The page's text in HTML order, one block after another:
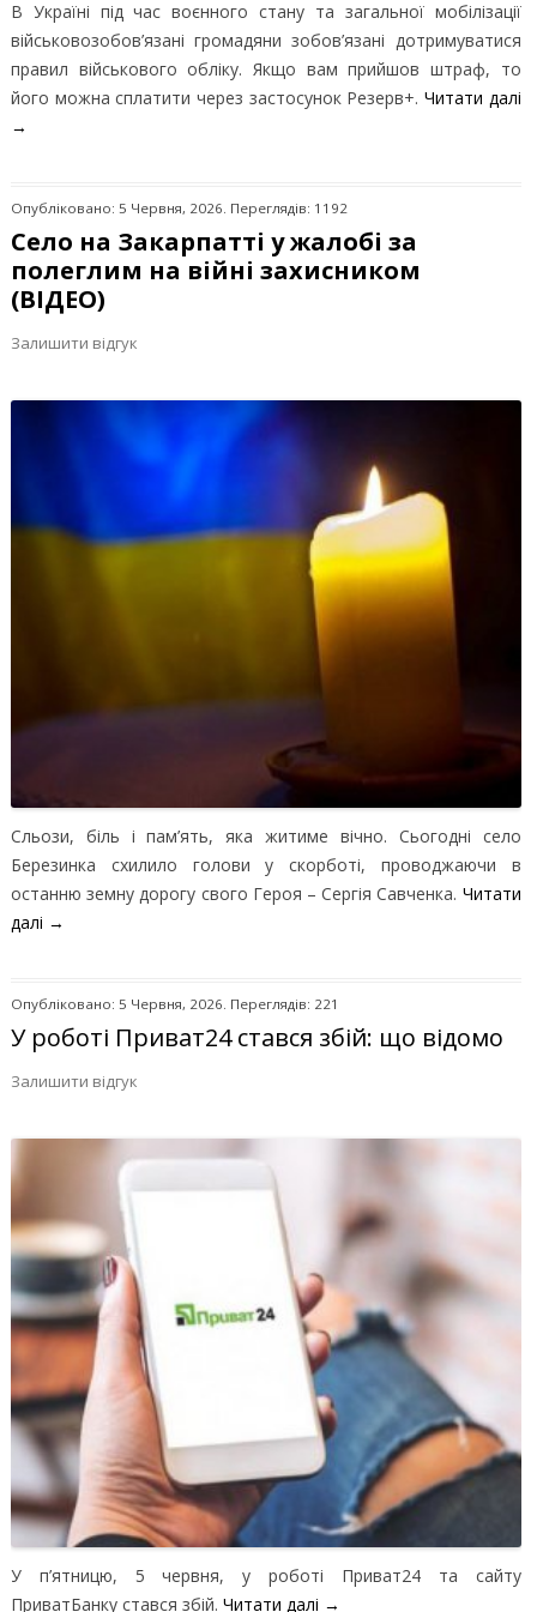
В Україні під час воєнного стану та загальної мобілізації
військовозобов’язані громадяни зобов’язані дотримуватися
правил військового обліку. Якщо вам прийшов штраф, то
його можна сплатити через застосунок Резерв+.Читати далі
→
Опубліковано: 5 Червня, 2026. Переглядів: 1192
Село на Закарпатті у жалобі за
полеглим на війні захисником
(ВІДЕО)
Залишити відгук
Сльози, біль і пам’ять, яка житиме вічно. Сьогодні село
Березинка схилило голови у скорботі, проводжаючи в
останню земну дорогу свого Героя – Сергія Савченка. Читати
далі →
Опубліковано: 5 Червня, 2026. Переглядів: 221
У роботі Приват24 стався збій: що відомо
Залишити відгук
У п’ятницю, 5 червня, у роботі Приват24 та сайту
ПриватБанку стався збій. Читати далі →